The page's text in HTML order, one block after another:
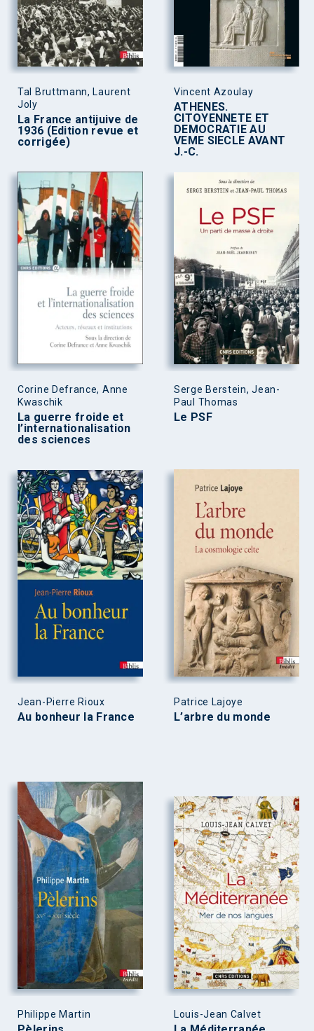
Tal Bruttmann, Laurent
Joly
La France antijuive de
1936 (Edition revue et
corrigée)
Vincent Azoulay
ATHENES.
CITOYENNETE ET
DEMOCRATIE AU
VEME SIECLE AVANT
J.-C.
Corine Defrance, Anne
Kwaschik
La guerre froide et
l’internationalisation
des sciences
Serge Berstein, Jean-
Paul Thomas
Le PSF
Jean-Pierre Rioux
Au bonheur la France
Patrice Lajoye
L’arbre du monde
Philippe Martin Louis-Jean Calvet